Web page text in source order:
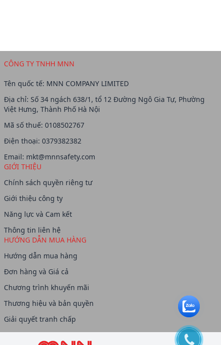
CÔNG TY TNHH MNN
Tên quốc tế: MNN COMPANY LIMITED
Địa chỉ: Số 34 ngách 638/1, tổ 12 Đường Ngô Gia Tự, Phường
Việt Hưng, Thành Phố Hà Nội
Mã số thuế: 0108502767
Điện thoại: 0379382382
Email: mkt@mnnsafety.com
GIỚI THIỆU
Chính sách quyền riêng tư
Giới thiệu công ty
Năng lực và Cam kết
Thông tin liên hệ
HƯỚNG DẪN MUA HÀNG
Hướng dẫn mua hàng
Đơn hàng và Giá cả
Chương trình khuyến mãi
Thương hiệu và bản quyền
Giải quyết tranh chấp